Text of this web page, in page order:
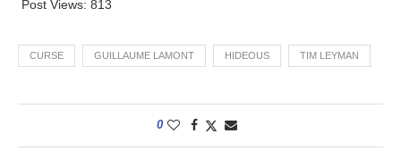
Post Views: 813
CURSE GUILLAUME LAMONT HIDEOUS TIM LEYMAN
0